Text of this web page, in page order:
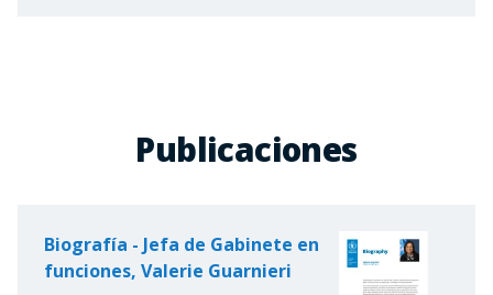
Publicaciones
Biografía - Jefa de Gabinete en
funciones, Valerie Guarnieri